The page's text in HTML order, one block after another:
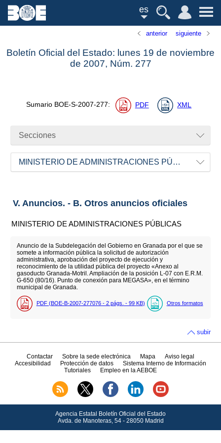
es
anterior siguiente
Boletín Oficial del Estado: lunes 19 de noviembre
de 2007, Núm. 277
Sumario BOE-S-2007-277: PDF XML
Secciones
MINISTERIO DE ADMINISTRACIONES PÚBLICAS
V. Anuncios. - B. Otros anuncios oficiales
MINISTERIO DE ADMINISTRACIONES PÚBLICAS
Anuncio de la Subdelegación del Gobierno en Granada por el que se
somete a información pública la solicitud de autorización
administrativa, aprobación del proyecto de ejecución y
reconocimiento de la utilidad pública del proyecto «Anexo al
gasoducto Granada-Motril. Ampliación de la posición L-07 con E.R.M.
G-650 (80/16). Punto de conexión para MEGASA», en el término
municipal de Granada.
PDF (BOE-B-2007-277076 - 2 págs. - 99 KB) Otros formatos
subir
Contactar Sobre la sede electrónica Mapa
Aviso legal
Accesibilidad
Protección de datos
Sistema Interno de Información
Tutoriales
Empleo en la AEBOE
Agencia Estatal Boletín Oficial del Estado
Avda. de Manoteras, 54 - 28050 Madrid